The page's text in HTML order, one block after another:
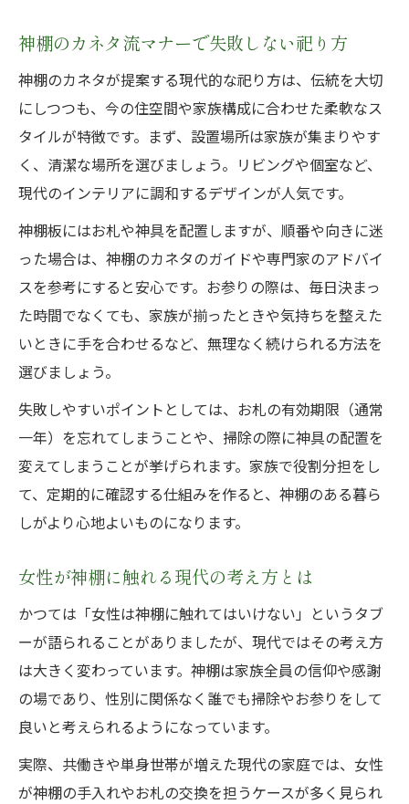
神棚のカネタ流マナーで失敗しない祀り方
神棚のカネタが提案する現代的な祀り方は、伝統を大切
にしつつも、今の住空間や家族構成に合わせた柔軟なス
タイルが特徴です。まず、設置場所は家族が集まりやす
く、清潔な場所を選びましょう。リビングや個室など、
現代のインテリアに調和するデザインが人気です。
神棚板にはお札や神具を配置しますが、順番や向きに迷
った場合は、神棚のカネタのガイドや専門家のアドバイ
スを参考にすると安心です。お参りの際は、毎日決まっ
た時間でなくても、家族が揃ったときや気持ちを整えた
いときに手を合わせるなど、無理なく続けられる方法を
選びましょう。
失敗しやすいポイントとしては、お札の有効期限（通常
一年）を忘れてしまうことや、掃除の際に神具の配置を
変えてしまうことが挙げられます。家族で役割分担をし
て、定期的に確認する仕組みを作ると、神棚のある暮ら
しがより心地よいものになります。
女性が神棚に触れる現代の考え方とは
かつては「女性は神棚に触れてはいけない」というタブ
ーが語られることがありましたが、現代ではその考え方
は大きく変わっています。神棚は家族全員の信仰や感謝
の場であり、性別に関係なく誰でも掃除やお参りをして
良いと考えられるようになっています。
実際、共働きや単身世帯が増えた現代の家庭では、女性
が神棚の手入れやお札の交換を担うケースが多く見られ